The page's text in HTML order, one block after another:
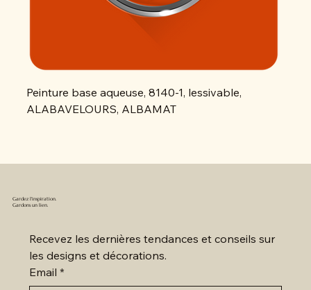
Peinture base aqueuse, 8140-1, lessivable,
ALABAVELOURS, ALBAMAT
Gardez l'inspiration.
Gardons un lien.
Recevez les dernières tendances et conseils sur
les designs et décorations.
Email *